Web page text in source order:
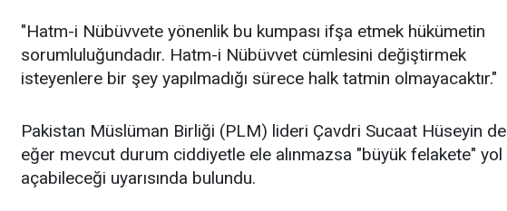
"Hatm-i Nübüvvete yönenlik bu kumpası ifşa etmek hükümetin
sorumluluğundadır. Hatm-i Nübüvvet cümlesini değiştirmek
isteyenlere bir şey yapılmadığı sürece halk tatmin olmayacaktır."
Pakistan Müslüman Birliği (PLM) lideri Çavdri Sucaat Hüseyin de
eğer mevcut durum ciddiyetle ele alınmazsa "büyük felakete" yol
açabileceği uyarısında bulundu.